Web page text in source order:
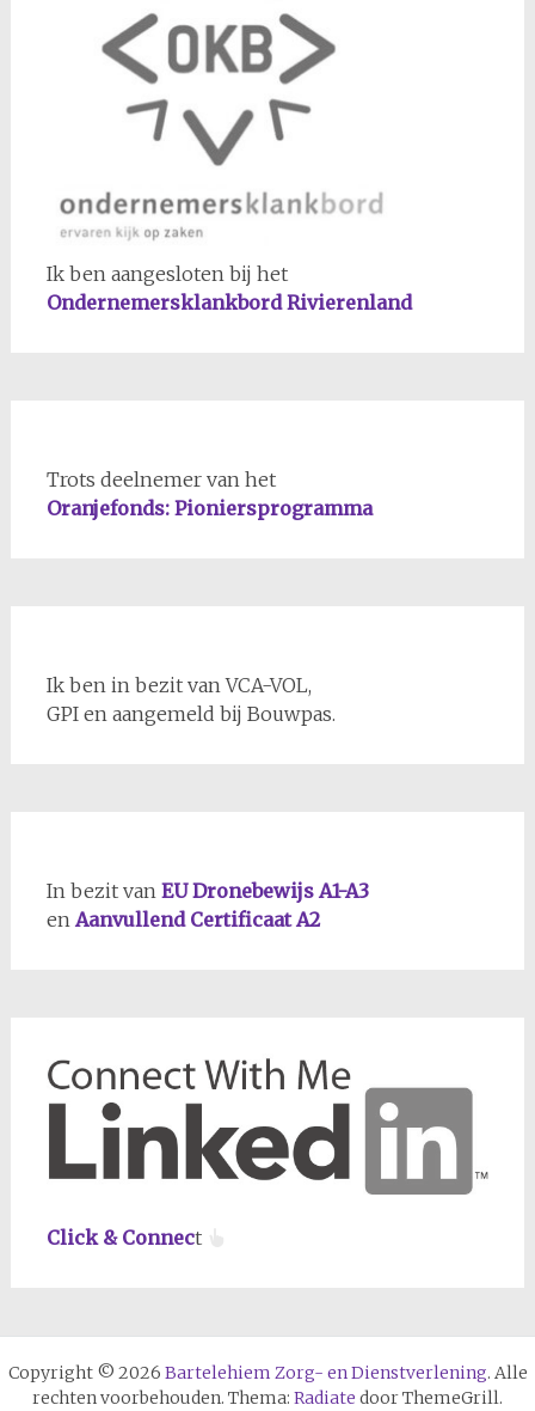
Ik ben aangesloten bij het
Ondernemersklankbord Rivierenland
Trots deelnemer van het
Oranjefonds: Pioniersprogramma
Ik ben in bezit van VCA-VOL,
GPI en aangemeld bij Bouwpas.
In bezit van EU Dronebewijs A1-A3
en Aanvullend Certificaat A2
Click & Connect
Copyright © 2026 Bartelehiem Zorg- en Dienstverlening. Alle
rechten voorbehouden. Thema: Radiate door ThemeGrill.